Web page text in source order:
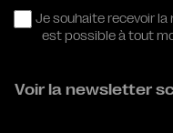
Je souhaite recevoir
est possible à tout
Voir la newsletter